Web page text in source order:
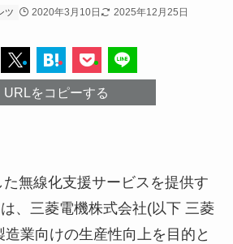
ツ 2020年3月10日 2025年12月25日
URLをコピーする
無線化支援サービスを提供す
、三菱電機株式会社(以下 三菱
業向けの生産性向上を目的と